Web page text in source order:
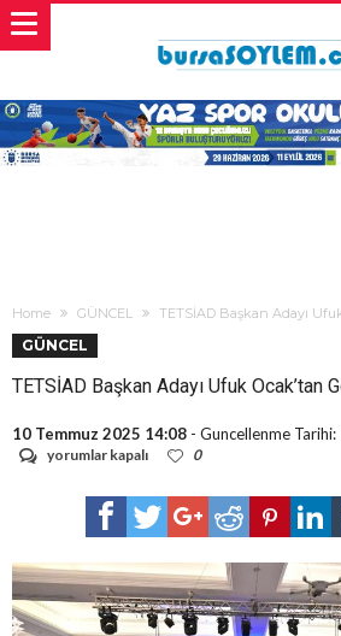
Home GÜNCEL TETSİAD Başkan Adayı
GÜNCEL
TETSİAD Başkan Adayı Ufuk Ocak’tan
10 Temmuz 2025 14:08 - Guncellenme Tarihi:
TETSİAD
Ocak’tan
Gösterisi
için
yorumlar kapalı 0